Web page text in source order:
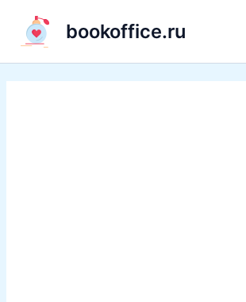
содержимому
bookoffice.ru